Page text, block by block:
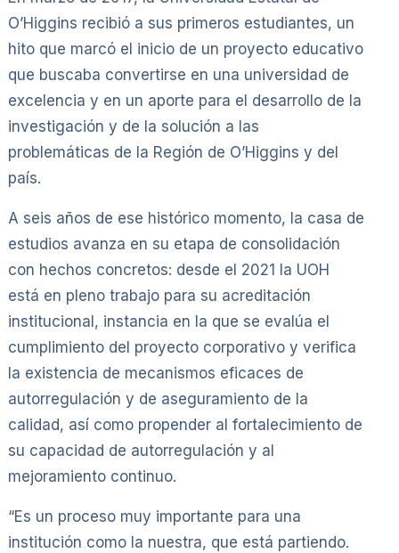
O’Higgins recibió a sus primeros estudiantes, un
hito que marcó el inicio de un proyecto educativo
que buscaba convertirse en una universidad de
excelencia y en un aporte para el desarrollo de la
investigación y de la solución a las
problemáticas de la Región de O’Higgins y del
país.
A seis años de ese histórico momento, la casa de
estudios avanza en su etapa de consolidación
con hechos concretos: desde el 2021 la UOH
está en pleno trabajo para su acreditación
institucional, instancia en la que se evalúa el
cumplimiento del proyecto corporativo y verifica
la existencia de mecanismos eficaces de
autorregulación y de aseguramiento de la
calidad, así como propender al fortalecimiento de
su capacidad de autorregulación y al
mejoramiento continuo.
“Es un proceso muy importante para una
institución como la nuestra, que está partiendo.